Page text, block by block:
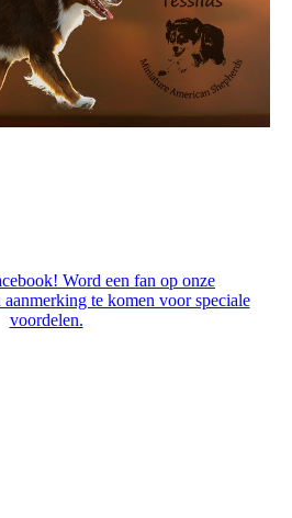
Word een fan op onze
te komen voor speciale
voordelen.